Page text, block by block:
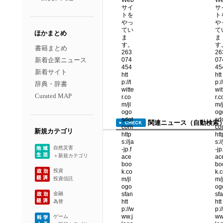
関連ニュース（自動検索
ほかまとめ
書籍まとめ
新着企業ニュース
新着サイト
辞典・辞書
Curated MAP
新規カテゴリ
自然災害
＋新規カテゴリ
投資
投資信託
金融
為替
ゲーム